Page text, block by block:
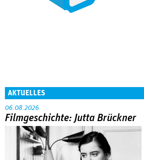
AKTUELLES
06.08.2026
Filmgeschichte: Jutta Brückner